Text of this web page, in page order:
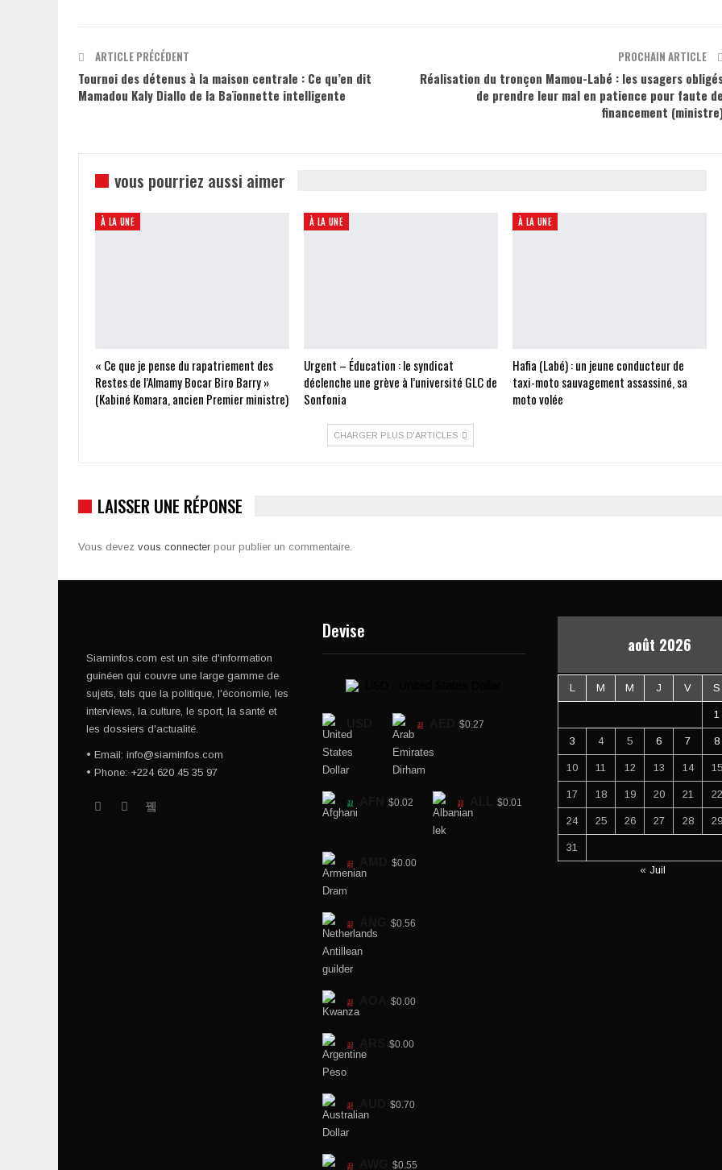
ARTICLE PRÉCÉDENT
Tournoi des détenus à la maison centrale : Ce qu’en dit
Mamadou Kaly Diallo de la Baïonnette intelligente
PROCHAIN ARTICLE
Réalisation du tronçon Mamou-Labé : les usagers
de prendre leur mal en patience pour faute
financement
vous pourriez aussi aimer
À LA UNE
« Ce que je pense du rapatriement des
Restes de l’Almamy Bocar Biro Barry »
(Kabiné Komara, ancien Premier ministre)
À LA UNE
Urgent – Éducation : le syndicat
déclenche une grève à l’université GLC de
Sonfonia
À LA UNE
Hafia (Labé) : un jeune conducteur de
taxi-moto sauvagement assassiné, sa
moto volée
CHARGER PLUS D'ARTICLES
LAISSER UNE RÉPONSE
Vous devez vous connecter pour publier un commentaire.
Siaminfos.com est un site d'information
guinéen qui couvre une large gamme de
sujets, tels que la politique, l'économie, les
interviews, la culture, le sport, la santé et
les dossiers d'actualité.
• Email: info@siaminfos.com
• Phone: +224 620 45 35 97
Devise
$0.27
$0.02 $0.01
$0.00
$0.56
$0.00
$0.00
$0.70
$0.55
août 2026
L M M J V S
1
3 4 5 6 7 8
10 11 12 13 14 15
17 18 19 20 21 22
24 25 26 27 28 29
31
« Juil